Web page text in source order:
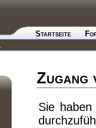
Startseite
Zugang
Sie